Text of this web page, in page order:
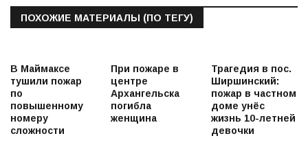
ПОХОЖИЕ МАТЕРИАЛЫ (ПО ТЕГУ)
В Маймаксе
тушили пожар
по
повышенному
номеру
сложности
При пожаре в
центре
Архангельска
погибла
женщина
Трагедия в пос.
Ширшинский:
пожар в частном
доме унёс
жизнь 10-летней
девочки